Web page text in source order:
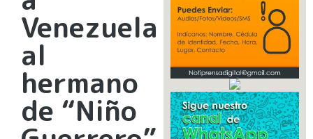
Venezuela
al
hermano
de “Niño